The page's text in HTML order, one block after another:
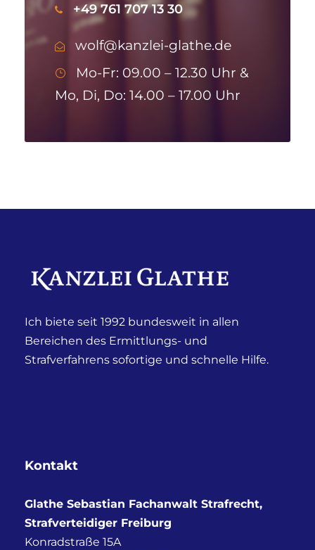
+49 761 707 13 30
wolf@kanzlei-glathe.de
Mo-Fr: 09.00 – 12.30 Uhr &
Mo, Di, Do: 14.00 – 17.00 Uhr
Ich biete seit 1992 bundesweit in allen
Bereichen des Ermittlungs- und
Strafverfahrens sofortige und schnelle Hilfe.
Kontakt
Glathe Sebastian Fachanwalt Strafrecht,
Strafverteidiger Freiburg
Konradstraße 15A